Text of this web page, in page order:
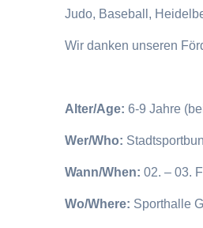
Judo, Baseball,
Wir danken unseren
Alter/Age:6-9 Jahre
Wer/Who:
Wann/When:02. – 03.
Wo/Where: Sporthalle